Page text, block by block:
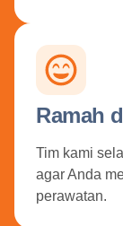
Ramah
Tim kami
agar Anda
perawatan.